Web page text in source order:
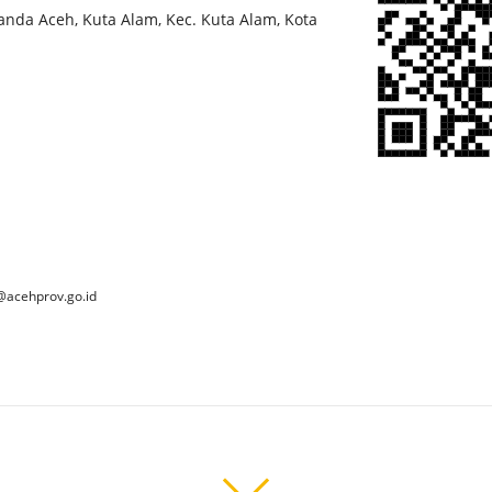
tidak
kepala"
dan
Aceh, Kuta Alam, Kec. Kuta Alam, Kota